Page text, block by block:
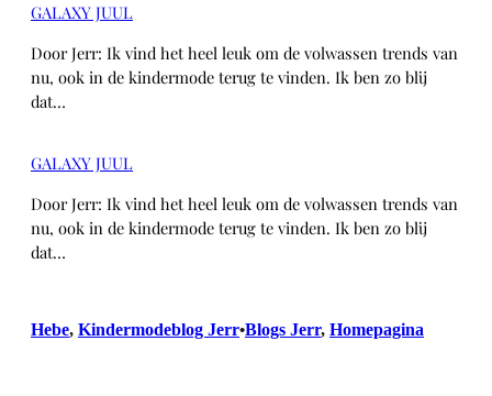
GALAXY JUUL
Door Jerr: Ik vind het heel leuk om de volwassen trends van
nu, ook in de kindermode terug te vinden. Ik ben zo blij
dat…
GALAXY JUUL
Door Jerr: Ik vind het heel leuk om de volwassen trends van
nu, ook in de kindermode terug te vinden. Ik ben zo blij
dat…
Hebe, Kindermodeblog Jerr•Blogs Jerr, Homepagina